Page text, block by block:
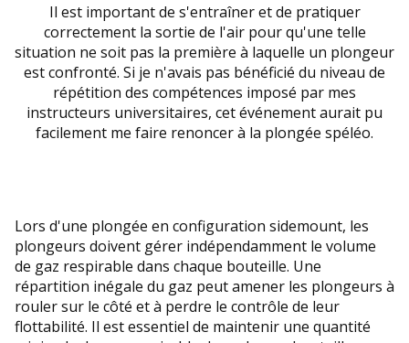
Il est important de s'entraîner et de pratiquer
correctement la sortie de l'air pour qu'une telle
situation ne soit pas la première à laquelle un plongeur
est confronté. Si je n'avais pas bénéficié du niveau de
répétition des compétences imposé par mes
instructeurs universitaires, cet événement aurait pu
facilement me faire renoncer à la plongée spéléo.
Lors d'une plongée en configuration sidemount, les
plongeurs doivent gérer indépendamment le volume
de gaz respirable dans chaque bouteille. Une
répartition inégale du gaz peut amener les plongeurs à
rouler sur le côté et à perdre le contrôle de leur
flottabilité. Il est essentiel de maintenir une quantité